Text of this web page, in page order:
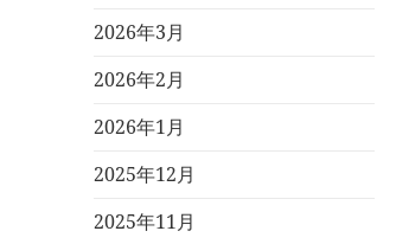
2026年3月
2026年2月
2026年1月
2025年12月
2025年11月